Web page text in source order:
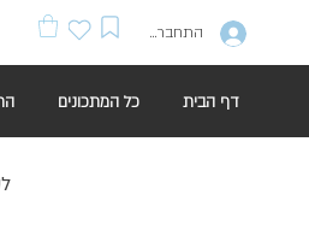
התחברות
דף הבית כל המתכונים